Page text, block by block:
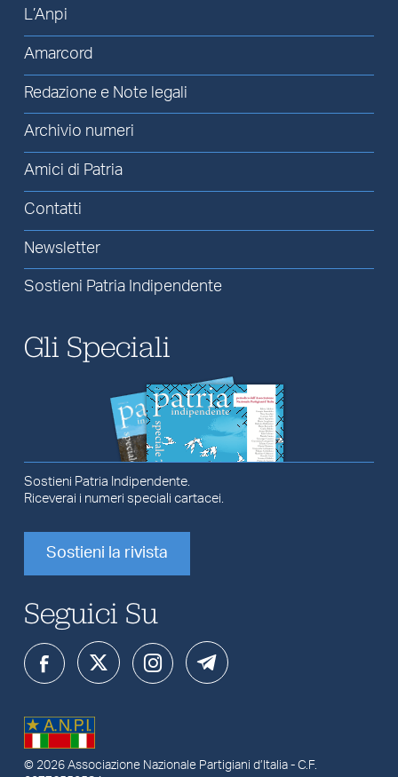
L’Anpi
Amarcord
Redazione e Note legali
Archivio numeri
Amici di Patria
Contatti
Newsletter
Sostieni Patria Indipendente
Gli Speciali
Sostieni Patria Indipendente.
Riceverai i numeri speciali cartacei.
Sostieni la rivista
Seguici Su
© 2026 Associazione Nazionale Partigiani d’Italia- C.F.